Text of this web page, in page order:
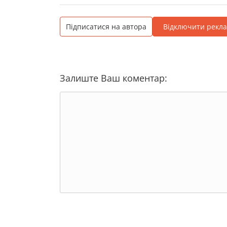
Підписатися на автора Відключити
Залиште Ваш коментар: